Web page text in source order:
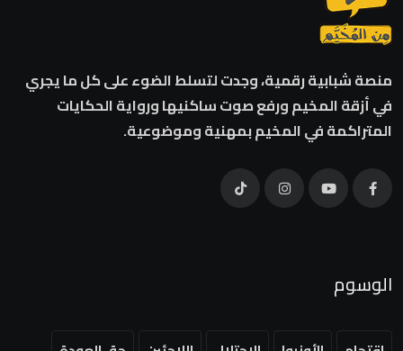
منصة شبابية رقمية، وجدت لتسلط الضوء على كل ما يجري
في أزقة المخيم ورفع صوت ساكنيها ورواية الحكايات
المتراكمة في المخيم بمهنية وموضوعية.
الوسوم